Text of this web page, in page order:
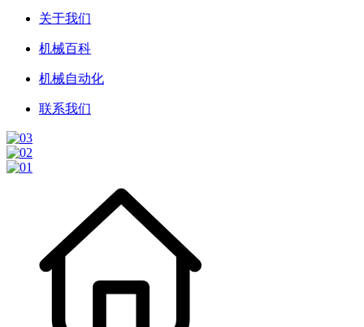
关于我们
机械百科
机械自动化
联系我们